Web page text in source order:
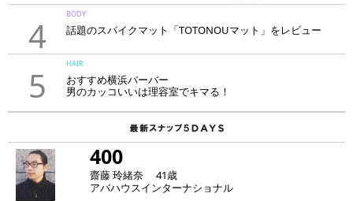
4
BODY
話題のスパイクマット「TOTONOUマット」をレビュー
5
HAIR
おすすめ横浜バーバー
男のカッコいいは理容室でキマる！
400
齋藤 玲緒奈 41歳
アバハウスインターナショナル